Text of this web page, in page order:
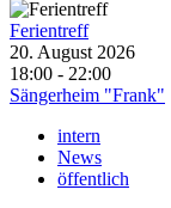
Ferientreff
20. August 2026
18:00 - 22:00
Sängerheim "Frank"
intern
News
öffentlich